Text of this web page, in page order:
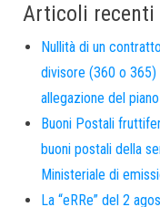
Articoli recenti
Nullità di un
divisore (360 o 365)
allegazione del
Buoni Postali
buoni postali della
Ministeriale di
La “eRRe” del 2